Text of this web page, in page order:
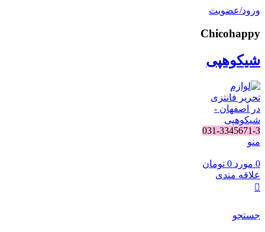
ورود/عضویت
Chicohappy
شیکوهپی
031-3345671-3
منو
0 مورد 0 تومان
علاقه مندی
جستجو